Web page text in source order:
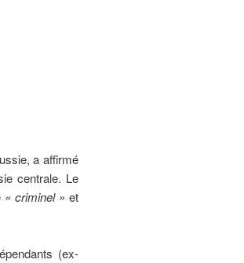
a affirmé
centrale. Le
« criminel » et
(ex-